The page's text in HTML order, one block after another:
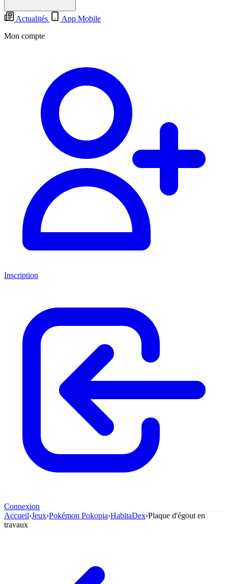
Actualités
App Mobile
Mon compte
Inscription
Connexion
Accueil›Jeux›Pokémon Pokopia›HabitaDex›Plaque d'égout en
travaux